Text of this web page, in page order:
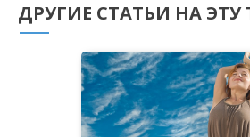
ДРУГИЕ СТАТЬИ НА ЭТУ